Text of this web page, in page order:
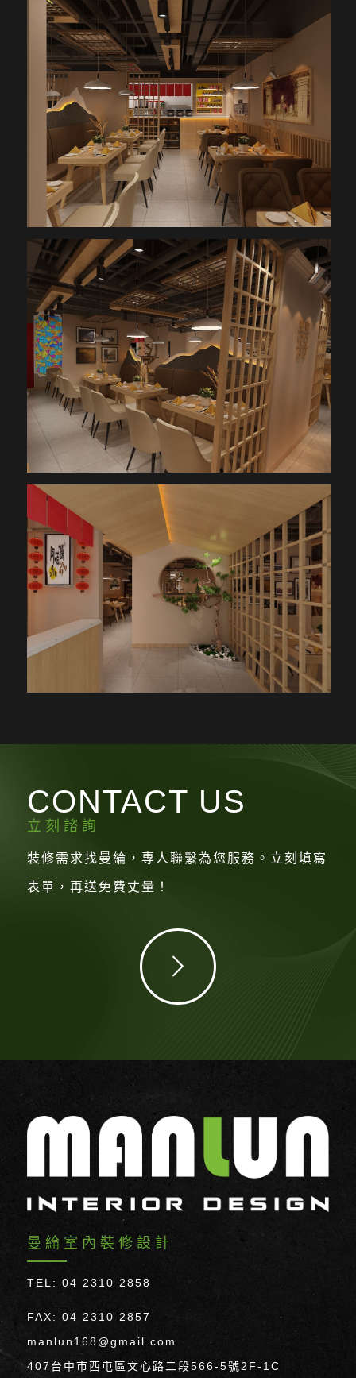
CONTACT US
立刻諮詢
裝修需求找曼綸，專人聯繫為您服務。立刻填寫
表單，再送免費丈量！
曼綸室內裝修設計
TEL: 04 2310 2858
FAX: 04 2310 2857
manlun168@gmail.com
407台中市西屯區文心路二段566-5號2F-1C